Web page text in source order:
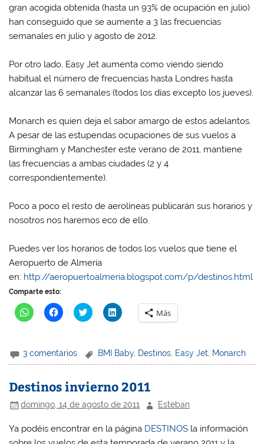
gran acogida obtenida (hasta un 93% de ocupación en julio)
han conseguido que se aumente a 3 las frecuencias
semanales en julio y agosto de 2012.
Por otro lado, Easy Jet aumenta como viendo siendo
habitual el número de frecuencias hasta Londres hasta
alcanzar las 6 semanales (todos los días excepto los jueves).
Monarch es quien deja el sabor amargo de estos adelantos.
A pesar de las estupendas ocupaciones de sus vuelos a
Birmingham y Manchester este verano de 2011, mantiene
las frecuencias a ambas ciudades (2 y 4
correspondientemente).
Poco a poco el resto de aerolíneas publicarán sus horarios y
nosotros nos haremos eco de ello.
Puedes ver los horarios de todos los vuelos que tiene el
Aeropuerto de Almería
en: http://aeropuertoalmeria.blogspot.com/p/destinos.html
Comparte esto:
H
a
i
c
p
a
c
o
m
a
r
t
H
a
i
c
p
a
c
o
m
a
r
t
H
a
i
c
p
r
a
c
o
m
a
r
t
H
a
i
c
p
a
c
o
m
a
r
t
Más
3 comentarios BMI Baby, Destinos Easy Jet Monarch
Destinos invierno 2011
domingo, 14 de agosto de 2011 Esteban
Ya podéis encontrar en la página DESTINOS la información